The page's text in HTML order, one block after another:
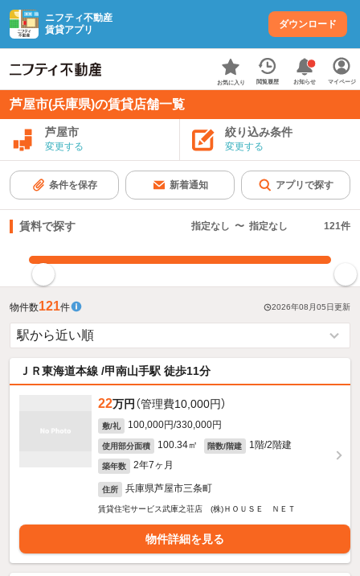
ニフティ不動産
賃貸アプリ
ダウンロード
お気に入り 閲覧履歴 お知らせ マイページ
芦屋市(兵庫県)の賃貸店舗一覧
芦屋市
変更する
絞り込み条件
変更する
条件を保存 新着通知 アプリで探す
賃料で探す 指定なし 〜 指定なし 121件
物件数121件 2026年08月05日更新
ＪＲ東海道本線 /甲南山手駅 徒歩11分
22万円 （管理費10,000円）
敷/礼 100,000円/330,000円
使用部分面積 100.34㎡ 階数/階建 1階/2階建
築年数 2年7ヶ月
住所 兵庫県芦屋市三条町
賃貸住宅サービス武庫之荘店 (株)ＨＯＵＳＥ ＮＥＴ
物件詳細を見る